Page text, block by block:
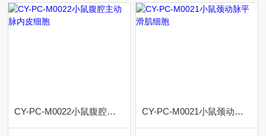
CY-PC-M0022小鼠腹腔主动脉内皮细胞 CY-PC-M0021小鼠颈动脉平滑肌细胞